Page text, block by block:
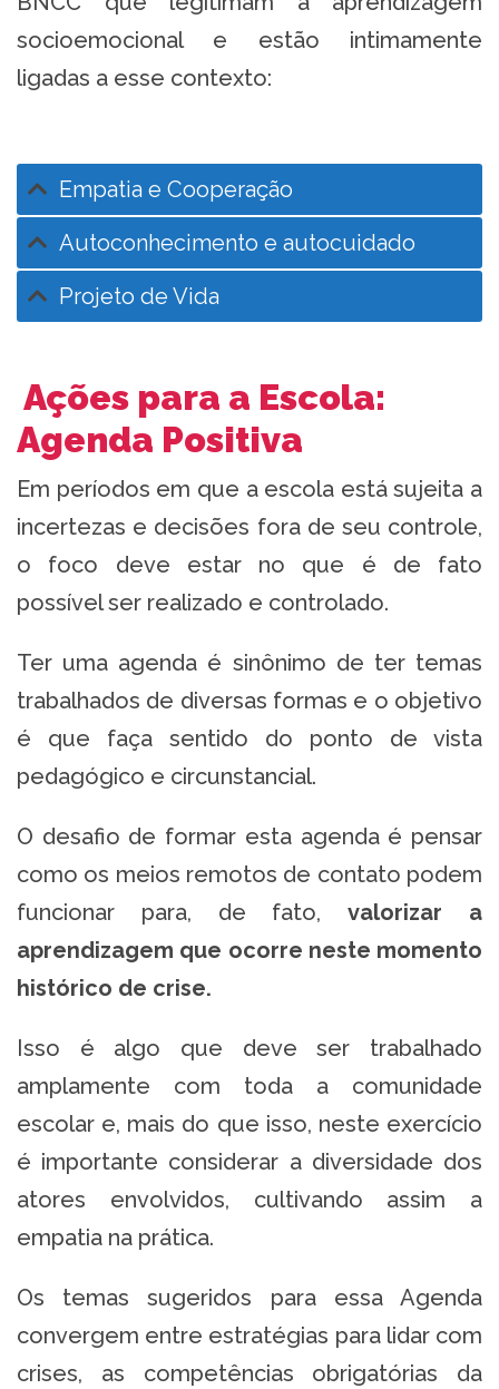
socioemocional e estão intimamente
ligadas a esse contexto:
Empatia e Cooperação
Autoconhecimento e autocuidado
Projeto de Vida
Ações para a Escola:
Agenda Positiva
Em períodos em que a escola está sujeita a
incertezas e decisões fora de seu controle,
o foco deve estar no que é de fato
possível ser realizado e controlado.
Ter uma agenda é sinônimo de ter temas
trabalhados de diversas formas e o objetivo
é que faça sentido do ponto de vista
pedagógico e circunstancial.
O desafio de formar esta agenda é pensar
como os meios remotos de contato podem
funcionar para, de fato,valorizar a
aprendizagem que ocorre neste momento
histórico de crise.
Isso é algo que deve ser trabalhado
amplamente com toda a comunidade
escolar e, mais do que isso, neste exercício
é importante considerar a diversidade dos
atores envolvidos, cultivando assim a
empatia na prática.
Os temas sugeridos para essa Agenda
convergem entre estratégias para lidar com
crises, as competências obrigatórias da